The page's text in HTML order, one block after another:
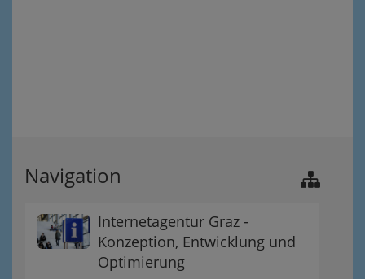
Navigation
Internetagentur Graz -
Konzeption, Entwicklung und
Optimierung